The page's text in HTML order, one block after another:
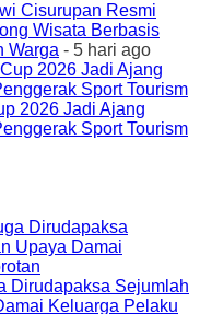
Cisurupan Resmi
Wisata Berbasis
Warga - 5 hari ago
2026 Jadi Ajang
Sport Tourism
Dirudapaksa Sejumlah
Keluarga Pelaku